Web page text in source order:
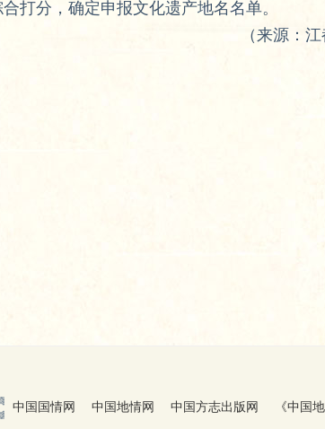
打分，确定申报文化遗产地名名单。
（来源：江
中国国情网 中国地情网 中国方志出版网 《中国